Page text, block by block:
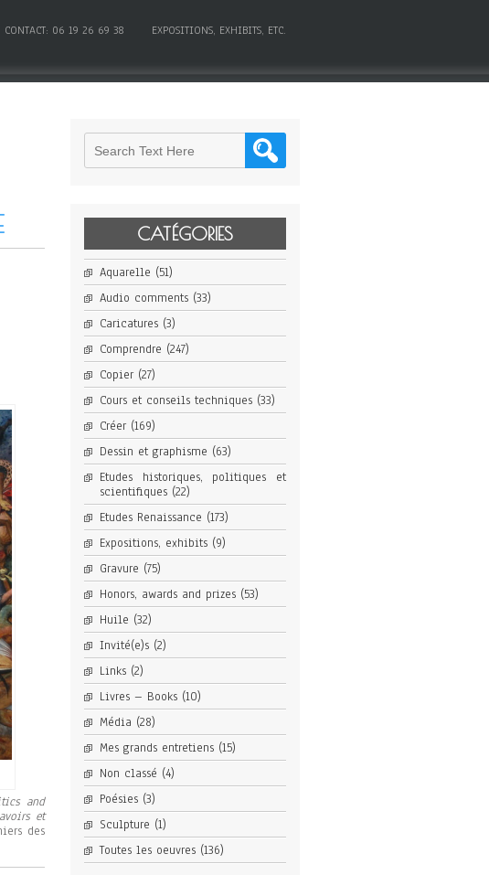
CONTACT: 06 19 26 69 38 EXPOSITIONS, EXHIBITS, ETC.
and
et
des
CATÉGORIES
Aquarelle (51)
Audio comments(33)
Caricatures(3)
Comprendre (247)
Copier(27)
Cours et conseils techniques(33)
Créer(169)
Dessin et graphisme (63)
Etudes historiques, politiques et
scientifiques(22)
Etudes Renaissance (173)
Expositions, exhibits(9)
Gravure (75)
Honors, awards and prizes(53)
Huile (32)
Invité(e)s(2)
Links(2)
Livres – Books(10)
Média (28)
Mes grands entretiens(15)
Non classé (4)
Poésies(3)
Sculpture (1)
Toutes les oeuvres(136)